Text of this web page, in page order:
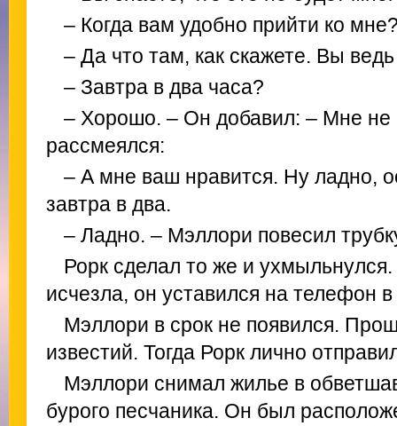
– Когда вам удобно прийти ко
– Да что там, как скажете. Вы ведь
– Завтра в два часа?
– Хорошо. – Он добавил: – Мне не
рассмеялся:
– А мне ваш нравится. Ну ладно,
завтра в два.
– Ладно. – Мэллори повесил
Рорк сделал то же и
исчезла, он уставился на телефон
Мэллори в срок не появился.
известий. Тогда Рорк лично
Мэллори снимал жилье в
бурого песчаника. Он был